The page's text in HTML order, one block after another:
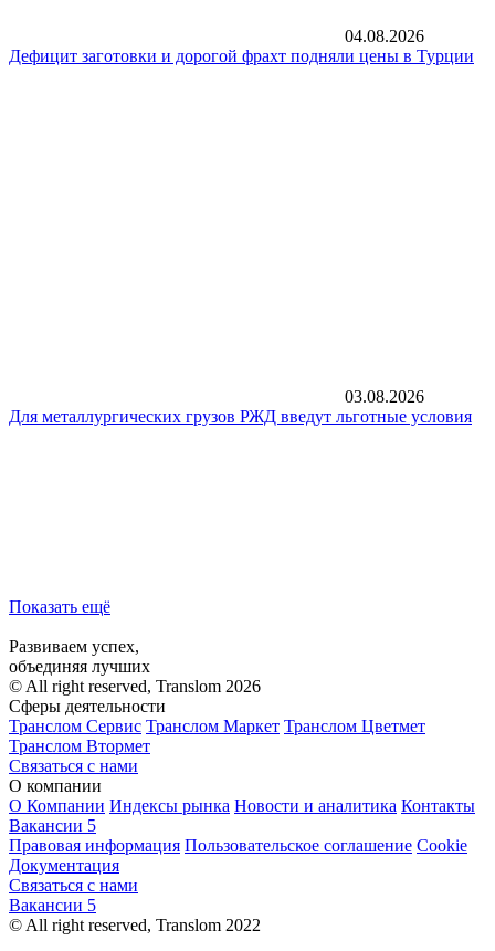
04.08.2026
Дефицит заготовки и дорогой фрахт подняли цены в Турции
03.08.2026
Для металлургических грузов РЖД введут льготные условия
Показать ещё
Развиваем успех,
объединяя лучших
© All right reserved, Translom 2026
Сферы деятельности
Транслом Сервис Транслом Маркет Транслом Цветмет
Транслом Втормет
Связаться с нами
О компании
О Компании Индексы рынка Новости и аналитика Контакты
Вакансии 5
Правовая информация Пользовательское соглашение Cookie
Документация
Связаться с нами
Вакансии 5
© All right reserved, Translom 2022